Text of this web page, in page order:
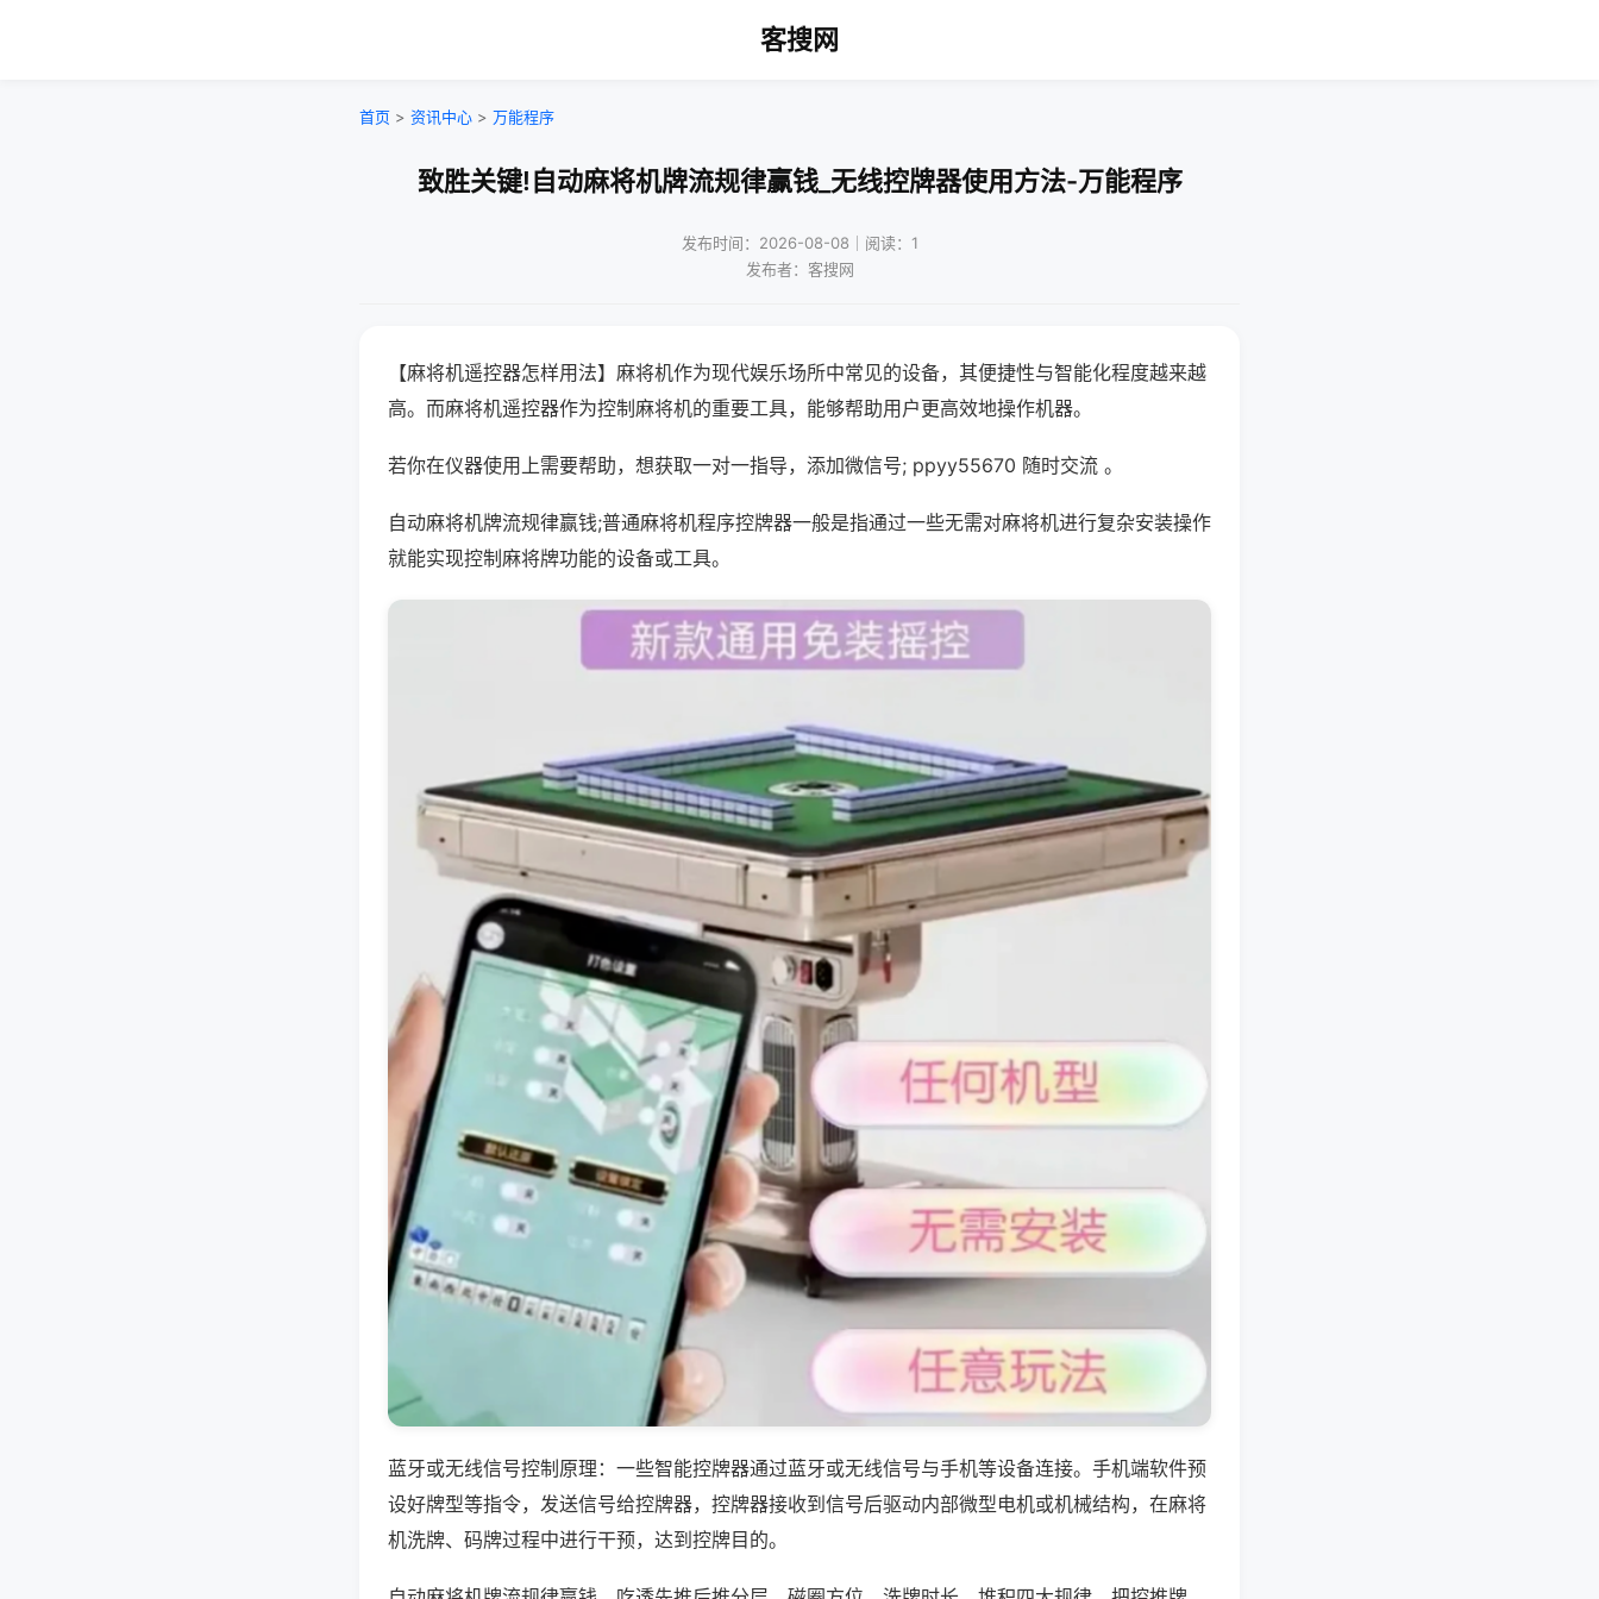
客搜网
首页 > 资讯中心 > 万能程序
致胜关键!自动麻将机牌流规律赢钱_无线控牌器使用方法-万能程序
发布时间：2026-08-08｜阅读：1
发布者：客搜网
【麻将机遥控器怎样用法】麻将机作为现代娱乐场所中常见的设备，其便捷性与智能化程度越来越
高。而麻将机遥控器作为控制麻将机的重要工具，能够帮助用户更高效地操作机器。
若你在仪器使用上需要帮助，想获取一对一指导，添加微信号; ppyy55670 随时交流 。
自动麻将机牌流规律赢钱;普通麻将机程序控牌器一般是指通过一些无需对麻将机进行复杂安装操作
就能实现控制麻将牌功能的设备或工具。
蓝牙或无线信号控制原理：一些智能控牌器通过蓝牙或无线信号与手机等设备连接。手机端软件预
设好牌型等指令，发送信号给控牌器，控牌器接收到信号后驱动内部微型电机或机械结构，在麻将
机洗牌、码牌过程中进行干预，达到控牌目的。